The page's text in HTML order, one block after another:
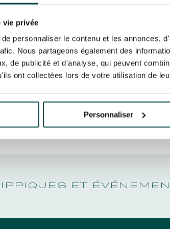
vie privée
personnaliser le contenu et les annonces,
Nous partageons également des
de publicité et d'analyse, qui peuvent
ont collectées lors de votre utilisation de
Personnaliser
- 14TH JULY
BTOB –
at any time by using the “unsubscribe” link displayed in
HIS
ET